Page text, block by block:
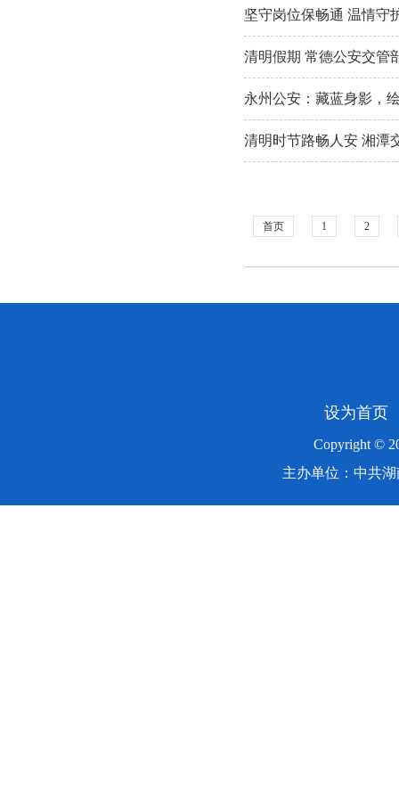
坚守岗位保畅通 温情
清明假期 常德公安交管
永州公安：藏蓝身影，
清明时节路畅人安 湘潭
首页 1 2
设为首页
Copyright ©
主办单位：中共